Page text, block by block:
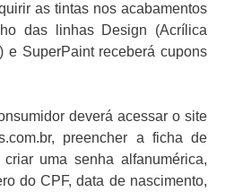
as tintas nos acabamentos
das linhas Design (Acrílica
e SuperPaint receberá cupons
deverá acessar o site
preencher a ficha de
uma senha alfanumérica,
do CPF, data de nascimento,